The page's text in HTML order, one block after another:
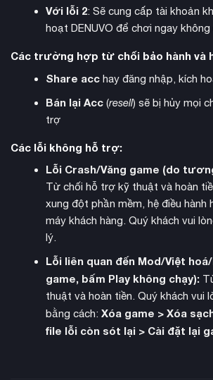
Game nhận được nhiều giải thưởng danh
lượng chơi trung bình 10-15 giờ, A Plague
mang đến trải nghiệm phiêu lưu đầy cảm
và sự sinh tồn giữa thời kỳ đen tối của
Với lỗi 2: Sẽ cung cấp tài khoản
hoạt DENUVO để chơi ngay
Các trường hợp từ chối bảo hành và
Share acchay đăng nhập, kích
Bán lại Acc(resell) sẽ bị hủy mọi
trợ
Các lỗi không hỗ trợ:
Lỗi Crash/Văng game (do
Từ chối hỗ trợ kỹ thuật và hoàn
xung đột phần mềm, hệ điều hành
máy khách hàng. Quý khách vui
lý.
Lỗi liên quan đến Mod/Việt
game, bấm Play không chạy):
thuật và hoàn tiền. Quý khách vui
bằng cách: Xóa game > Xóa
file lỗi còn sót lại > Cài đặt lại